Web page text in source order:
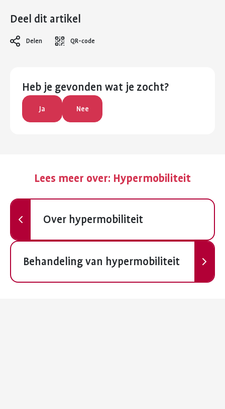
Deel dit artikel
Delen QR-code
Heb je gevonden wat je zocht?
Ja Nee
Lees meer over: Hypermobiliteit
Vorige
Over hypermobiliteit
Volgende
Behandeling van hypermobiliteit